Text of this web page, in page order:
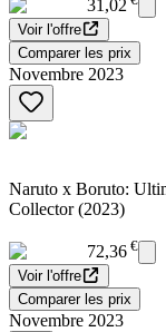
31,02
Voir l'offre
Comparer les prix
Novembre 2023
Naruto x Boruto:
Collector (2023)
72,36 €
Voir l'offre
Comparer les prix
Novembre 2023